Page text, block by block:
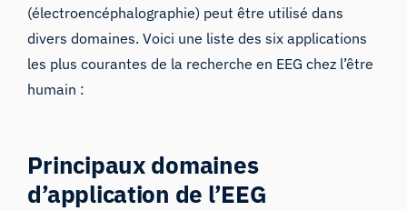
(électroencéphalographie) peut être utilisé dans
divers domaines. Voici une liste des six applications
les plus courantes de la rechercheen EEG chez l’être
humain :
Principaux domaines
d’application de l’EEG